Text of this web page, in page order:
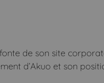
de son site
d’Akuo et son